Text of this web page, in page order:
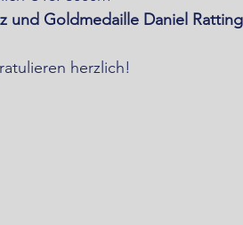
und Goldmedaille Daniel
herzlich!